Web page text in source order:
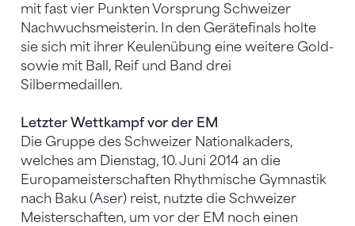
mit fast vier Punkten Vorsprung Schweizer
Nachwuchsmeisterin. In den Gerätefinals holte
sie sich mit ihrer Keulenübung eine weitere Gold-
sowie mit Ball, Reif und Band drei
Silbermedaillen.
Letzter Wettkampf vor der EM
Die Gruppe des Schweizer Nationalkaders,
welches am Dienstag, 10. Juni 2014 an die
Europameisterschaften Rhythmische Gymnastik
nach Baku (Aser) reist, nutzte die Schweizer
Meisterschaften, um vor der EM noch einen